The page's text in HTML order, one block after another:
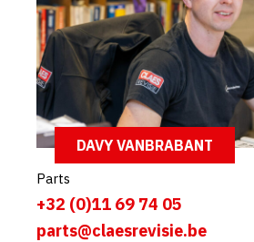
DAVY VANBRABANT
Parts
+32 (0)11 69 74 05
parts@claesrevisie.be